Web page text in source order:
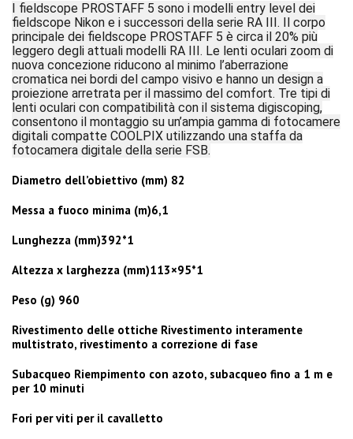
I fieldscope PROSTAFF 5 sono i modelli entry level dei
fieldscope Nikon e i successori della serie RA III. Il corpo
principale dei fieldscope PROSTAFF 5 è circa il 20% più
leggero degli attuali modelli RA III. Le lenti oculari zoom di
nuova concezione riducono al minimo l’aberrazione
cromatica nei bordi del campo visivo e hanno un design a
proiezione arretrata per il massimo del comfort. Tre tipi di
lenti oculari con compatibilità con il sistema digiscoping,
consentono il montaggio su un’ampia gamma di fotocamere
digitali compatte COOLPIX utilizzando una staffa da
fotocamera digitale della serie FSB.
Diametro dell’obiettivo (mm) 82
Messa a fuoco minima (m)6,1
Lunghezza (mm)392*1
Altezza x larghezza (mm)113×95*1
Peso (g) 960
Rivestimento delle ottiche Rivestimento interamente
multistrato, rivestimento a correzione di fase
Subacqueo Riempimento con azoto, subacqueo fino a 1 m e
per 10 minuti
Fori per viti per il cavalletto